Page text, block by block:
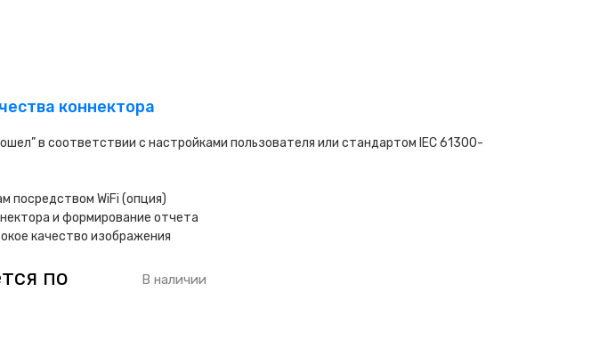
коннектора
в соответствии с настройками пользователя или стандартом IEC 61300-
посредством WiFi (опция)
и формирование отчета
качество изображения
по
В наличии